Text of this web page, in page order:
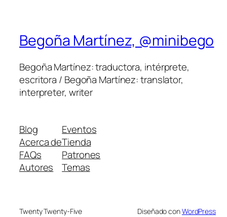
Begoña Martínez, @minibego
Begoña Martínez: traductora, intérprete,
escritora / Begoña Martínez: translator,
interpreter, writer
Blog
Acerca de
FAQs
Autores
Eventos
Tienda
Patrones
Temas
Twenty Twenty-Five Diseñado conWordPress